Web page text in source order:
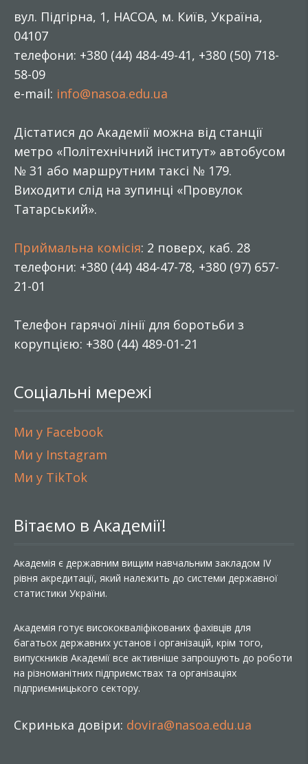
вул. Підгірна, 1, НАСОА, м. Київ, Україна,
04107
телефони: +380 (44) 484-49-41, +380 (50) 718-
58-09
e-mail: info@nasoa.edu.ua
Дістатися до Академії можна від станції
метро «Політехнічний інститут» автобусом
№ 31 або маршрутним таксі № 179.
Виходити слід на зупинці «Провулок
Татарський».
Приймальна комісія: 2 поверх, каб. 28
телефони: +380 (44) 484-47-78, +380 (97) 657-
21-01
Телефон гарячої лінії для боротьби з
корупцією: +380 (44) 489-01-21
Соціальні мережі
Ми у Facebook
Ми у Instagram
Ми у TikTok
Вітаємо в Академії!
Академія є державним вищим навчальним закладом IV
рівня акредитації, який належить до системи державної
статистики України.
Академія готує висококваліфікованих фахівців для
багатьох державних установ і організацій, крім того,
випускників Академії все активніше запрошують до роботи
на різноманітних підприємствах та організаціях
підприємницького сектору.
Скринька довіри: dovira@nasoa.edu.ua